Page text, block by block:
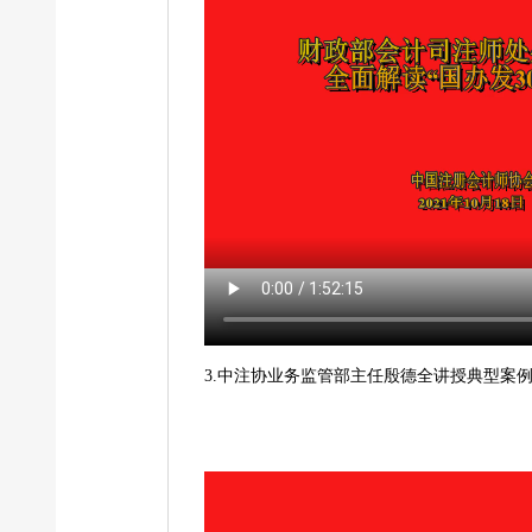
3.中注协业务监管部主任殷德全讲授典型案例